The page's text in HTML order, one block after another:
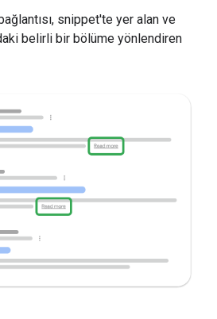
snippet'te yer alan ve
belirli bir bölüme yönlendiren